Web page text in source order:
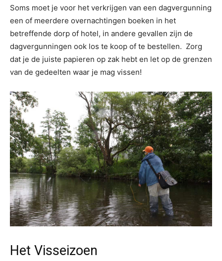
Soms moet je voor het verkrijgen van een dagvergunning
een of meerdere overnachtingen boeken in het
betreffende dorp of hotel, in andere gevallen zijn de
dagvergunningen ook los te koop of te bestellen. Zorg
dat je de juiste papieren op zak hebt en let op de grenzen
van de gedeelten waar je mag vissen!
Het Visseizoen